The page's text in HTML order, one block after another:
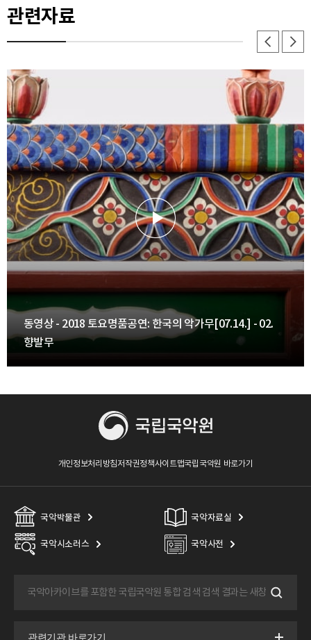
관련자료
동영상 - 2018 토요명품공연: 한국의 악가무[07.14.] - 02.
향발무
개인정보처리방침저작권정책사이트맵국립국악원 바로가기
국악박물관 국악자료실
국악시소러스 국악사전